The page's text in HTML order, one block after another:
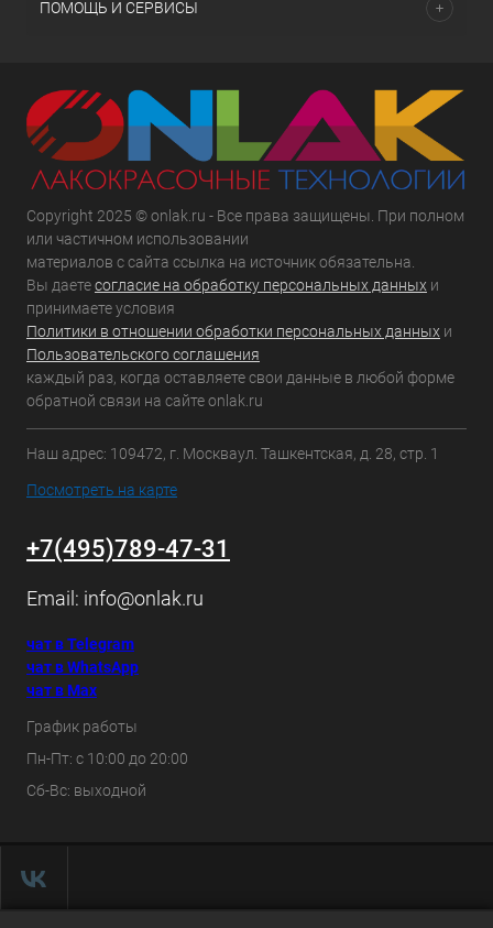
ПОМОЩЬ И СЕРВИСЫ
Copyright 2025 © onlak.ru - Все права защищены. При полном
или частичном использовании
материалов с сайта ссылка на источник обязательна.
Вы даетесогласие на обработку персональных данных и
принимаете условия
Политики в отношении обработки персональных данных и
Пользовательского соглашения
каждый раз, когда оставляете свои данные в любой форме
обратной связи на сайте onlak.ru
Наш адрес: 109472, г. Москваул. Ташкентская, д. 28, стр. 1
Посмотреть на карте
+7(495)789-47-31
Email: info@onlak.ru
чат в Telegram
чат в WhatsApp
чат в Max
График работы
Пн-Пт: с 10:00 до 20:00
Сб-Вс: выходной